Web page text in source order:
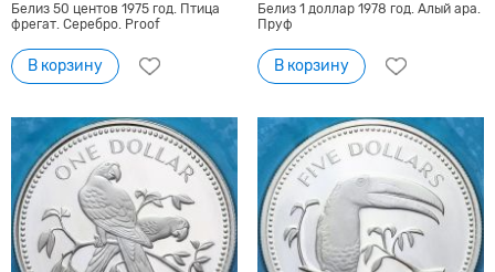
Белиз 50 центов 1975 год. Птица
фрегат. Серебро. Proof
В корзину
Белиз 1 доллар 1978 год. Алый ара.
Пруф
В корзину